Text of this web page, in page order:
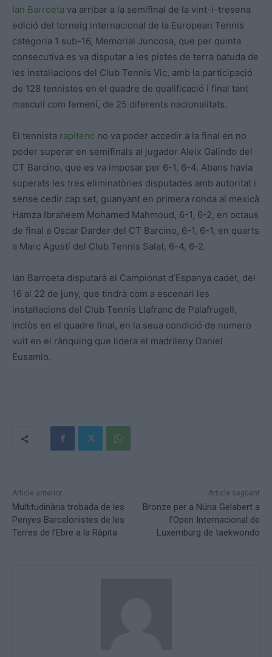
Ian Barroeta va arribar a la semifinal de la vint-i-tresena
edició del torneig internacional de la European Tennis
categoria 1 sub-16, Memorial Juncosa, que per quinta
consecutiva es va disputar a les pistes de terra batuda de
les instal·lacions del Club Tennis Vic, amb la participació
de 128 tennistes en el quadre de qualificació i final tant
masculí com femení, de 25 diferents nacionalitats.
El tennista rapitenc no va poder accedir a la final en no
poder superar en semifinals al jugador Aleix Galindo del
CT Barcino, que es va imposar per 6-1, 6-4. Abans havia
superats les tres eliminatòries disputades amb autoritat i
sense cedir cap set, guanyant en primera ronda al mexicà
Hamza Ibraheem Mohamed Mahmoud, 6-1, 6-2, en octaus
de final a Oscar Darder del CT Barcino, 6-1, 6-1, en quarts
a Marc Agustí del Club Tennis Salat, 6-4, 6-2.
Ian Barroeta disputarà el Campionat d’Espanya cadet, del
16 al 22 de juny, que tindrà com a escenari les
instal·lacions del Club Tennis Llafranc de Palafrugell,
inclòs en el quadre final, en la seua condició de numero
vuit en el rànquing que lidera el madrileny Daniel
Eusamio.
Article anterior
Multitudinària trobada de les
Penyes Barcelonistes de les
Terres de l’Ebre a la Ràpita
Article següent
Bronze per a Núria Gelabert a
l’Open Internacional de
Luxemburg de taekwondo